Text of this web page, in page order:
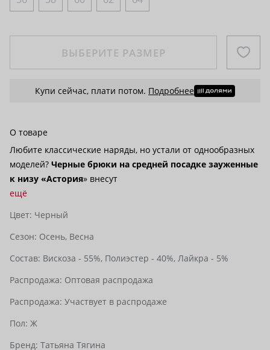
ВЫБЕРИТЕ РАЗМЕР
Купи сейчас, плати потом. Подробнее
О товаре
Любите классические наряды, но устали от однообразных
моделей? Черные брюки на средней посадке зауженные
к низу «Астория» внесут
ещё
Цвет: Черный
Сезон: Осень, Весна
Состав: Вискоза - 55%, Полиэстер - 40%, Лайкра - 5%
Распродажа: Оптовая распродажа
Распродажа: Участвует в распродаже
Пол: Ж
Бренд: Татьяна Тягина